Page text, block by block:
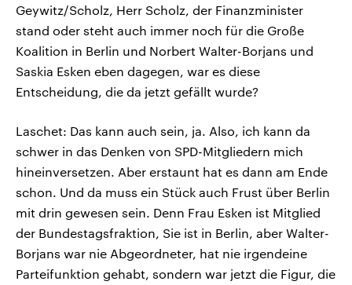
Geywitz/Scholz, Herr Scholz, der Finanzminister
stand oder steht auch immer noch für die Große
Koalition in Berlin und Norbert Walter-Borjans und
Saskia Esken eben dagegen, war es diese
Entscheidung, die da jetzt gefällt wurde?
Laschet: Das kann auch sein, ja. Also, ich kann da
schwer in das Denken von SPD-Mitgliedern mich
hineinversetzen. Aber erstaunt hat es dann am Ende
schon. Und da muss ein Stück auch Frust über Berlin
mit drin gewesen sein. Denn Frau Esken ist Mitglied
der Bundestagsfraktion, Sie ist in Berlin, aber Walter-
Borjans war nie Abgeordneter, hat nie irgendeine
Parteifunktion gehabt, sondern war jetzt die Figur, die